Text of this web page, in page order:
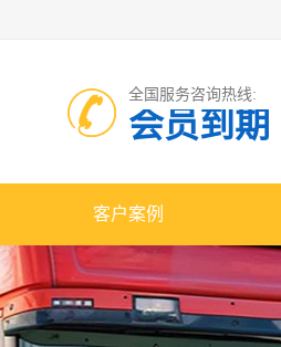
全国服务咨询热线:
会员到期
客户案例